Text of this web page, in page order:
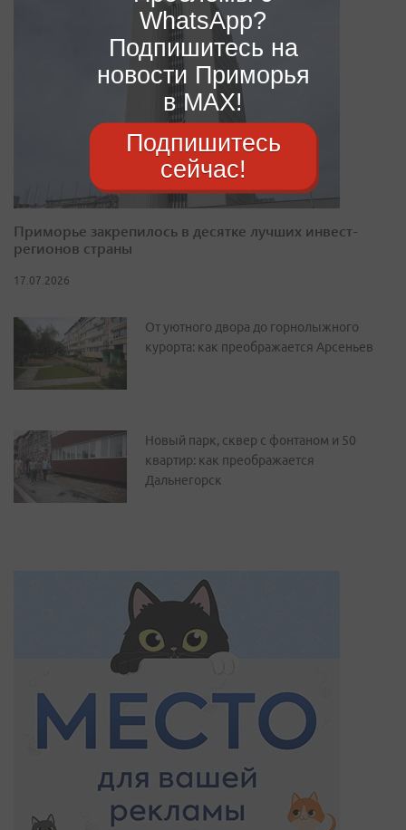
Приморье закрепилось в десятке лучших инвест-
регионов страны
17.07.2026
От уютного двора до горнолыжного
курорта: как преображается Арсеньев
Новый парк, сквер с фонтаном и 50
квартир: как преображается
Дальнегорск
WhatsApp?
Подпишитесь на
новости Приморья
в MAX!
Подпишитесь
сейчас!